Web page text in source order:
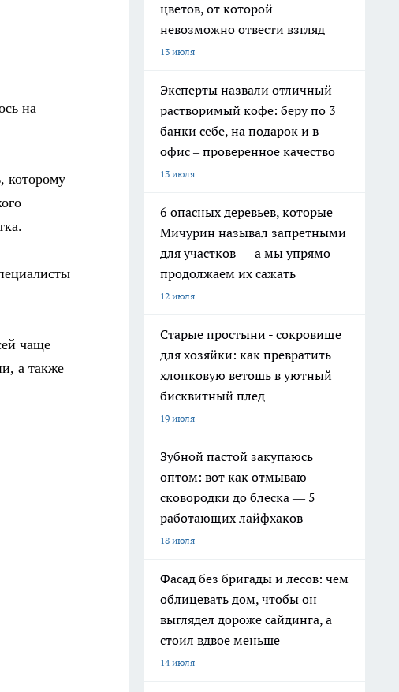
на
которому
чаще
а также
цветов, от которой
невозможно отвести взгляд
13 июля
Эксперты назвали отличный
растворимый кофе: беру по 3
банки себе, на подарок и в
офис – проверенное качество
13 июля
6 опасных деревьев, которые
Мичурин называл запретными
для участков — а мы упрямо
продолжаем их сажать
12 июля
Старые простыни - сокровище
для хозяйки: как превратить
хлопковую ветошь в уютный
бисквитный плед
19 июля
Зубной пастой закупаюсь
оптом: вот как отмываю
сковородки до блеска — 5
работающих лайфхаков
18 июля
Фасад без бригады и лесов: чем
облицевать дом, чтобы он
выглядел дороже сайдинга, а
стоил вдвое меньше
14 июля